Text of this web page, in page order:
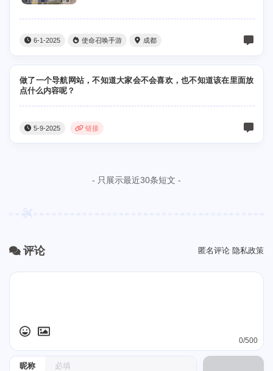
6-1-2025 使命召唤手游 成都
做了一个导航网站，不知道大家会不会喜欢，也不知道该在里面放
点什么内容呢？
5-9-2025 链接
- 只展示最近30条短文 -
评论 匿名评论 隐私政策
昵称
0/500